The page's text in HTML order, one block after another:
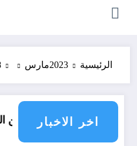
الرئيسية 2023مارس
اخر الاخبار
من الدولة